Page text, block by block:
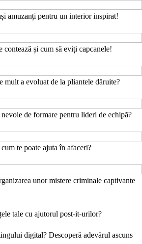
amuzanți pentru un interior inspirat!
contează și cum să eviți capcanele!
mult a evoluat de la pliantele dăruite?
de formare pentru lideri de echipă?
te poate ajuta în afaceri?
unor mistere criminale captivante
tale cu ajutorul post-it-urilor?
digital? Descoperă adevărul ascuns